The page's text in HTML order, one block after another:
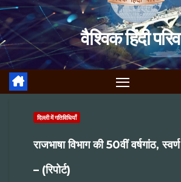
वैश्विक हिंदी
दिल्ली में गतिविधियाँ
राजभाषा विभाग की 50वीं वर्षगांठ,
– (रिपोर्ट)